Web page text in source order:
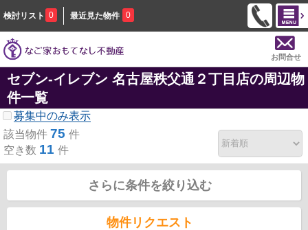
検討リスト 0 最近見た物件 0
お問合せ
セブン‐イレブン 名古屋秩父通２丁目店の周辺物
件一覧
募集中のみ表示
該当物件 75 件
空き数 11 件
さらに条件を絞り込む
物件リクエスト